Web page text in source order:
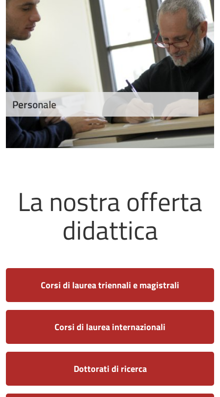
Personale
La nostra offerta
didattica
Corsi di laurea triennali e magistrali
Corsi di laurea internazionali
Dottorati di ricerca